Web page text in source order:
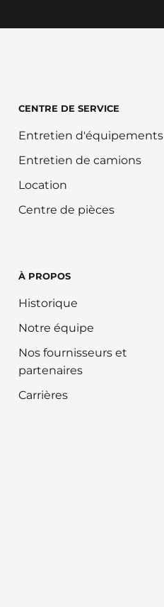
CENTRE DE SERVICE
Entretien d'équipements
Entretien de camions
Location
Centre de pièces
À PROPOS
Historique
Notre équipe
Nos fournisseurs et
partenaires
Carrières